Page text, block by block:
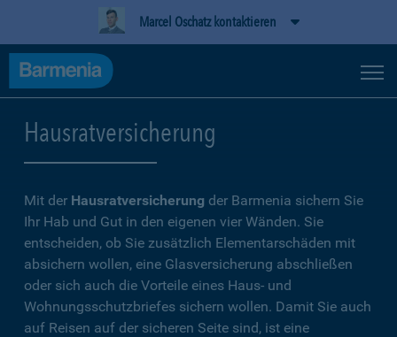
Marcel Oschatz kontaktieren
Hausratversicherung
Mit der Hausratversicherung der Barmenia sichern Sie
Ihr Hab und Gut in den eigenen vier Wänden. Sie
entscheiden, ob Sie zusätzlich Elementarschäden mit
absichern wollen, eine Glasversicherung abschließen
oder sich auch die Vorteile eines Haus- und
Wohnungsschutzbriefes sichern wollen. Damit Sie auch
auf Reisen auf der sicheren Seite sind, ist eine